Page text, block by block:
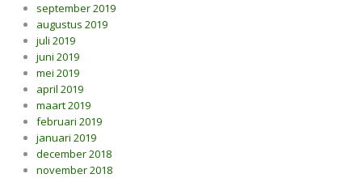
september 2019
augustus 2019
juli 2019
juni 2019
mei 2019
april 2019
maart 2019
februari 2019
januari 2019
december 2018
november 2018